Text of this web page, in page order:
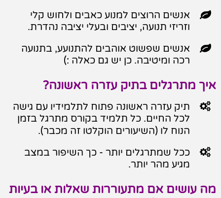

אנשים הרוצים למנוע כאבים ולחוש קלי
וזריזי תנועה, יציבים ובעלי יציבה נהדרת.

אנשים שפשוט אוהבים להתנועע, בתנועה
רכה ומיטיבה. כן יש גם כאלה :)
איך מתרגלים בתיק עזרה ראשונה?

תיק עזרה ראשונה פתוח לתלמידיו עם גישה
לכל החיים. כל תלמיד בקורס מתרגל בזמן
הנוח לו (השיעורים הוקלטו זה מכבר).

ככל שמתרגלים יותר - כך השיפור במצב
מגיע מהר יותר.
מה עושים אם מתעוררות שאלות או בעיות